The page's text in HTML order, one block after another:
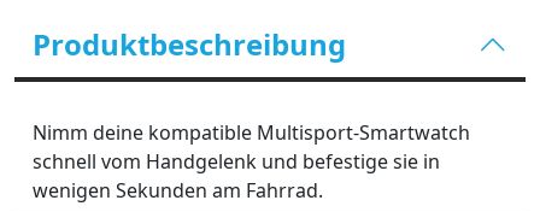
Produktbeschreibung
Nimm deine kompatible Multisport-Smartwatch
schnell vom Handgelenk und befestige sie in
wenigen Sekunden am Fahrrad.